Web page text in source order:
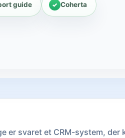
guide Coherta
er svaret et CRM-system, der